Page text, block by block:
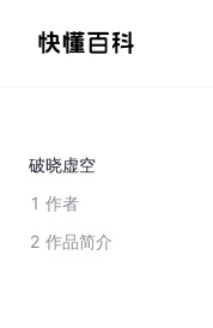
破晓虚空
1 作者
2 作品简介